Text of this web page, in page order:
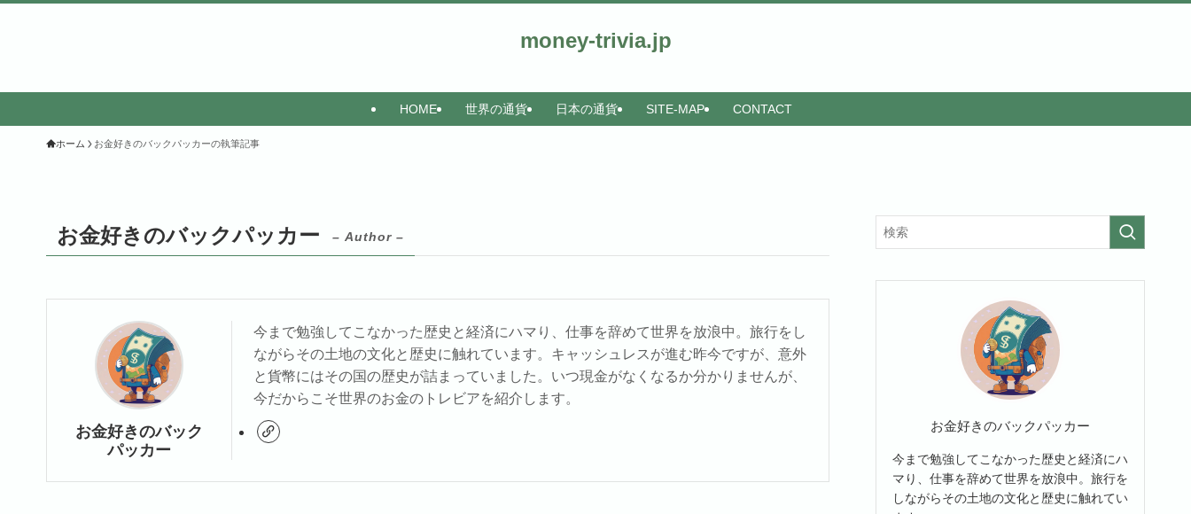
money-trivia.jp
HOME 世界の通貨 日本の通貨 SITE-MAP CONTACT
ホーム お金好きのバックパッカーの執筆記事
お金好きのバックパッカー – Author –
お金好きのバック
パッカー
今まで勉強してこなかった歴史と経済にハマり、仕事を辞めて世界を放浪中。旅行をし
ながらその土地の文化と歴史に触れています。キャッシュレスが進む昨今ですが、意外
と貨幣にはその国の歴史が詰まっていました。いつ現金がなくなるか分かりませんが、
今だからこそ世界のお金のトレビアを紹介します。
お金好きのバックパッカー
今まで勉強してこなかった歴史と経済にハ
マり、仕事を辞めて世界を放浪中。旅行を
しながらその土地の文化と歴史に触れてい